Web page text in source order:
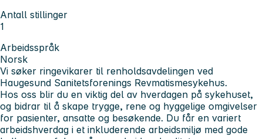
Antall stillinger
1
Arbeidsspråk
Norsk
Vi søker ringevikarer til renholdsavdelingen ved
Haugesund Sanitetsforenings Revmatismesykehus.
Hos oss blir du en viktig del av hverdagen på sykehuset,
og bidrar til å skape trygge, rene og hyggelige omgivelser
for pasienter, ansatte og besøkende. Du får en variert
arbeidshverdag i et inkluderende arbeidsmiljø med gode